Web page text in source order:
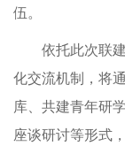
伍。
依托此次联
化交流机制，将
库、共建青年研
座谈研讨等形式